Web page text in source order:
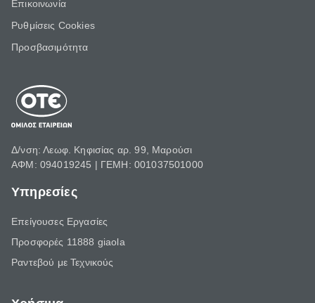
Επικοινωνία
Ρυθμίσεις Cookies
Προσβασιμότητα
Δ/νση: Λεωφ. Κηφισίας αρ. 99, Μαρούσι
ΑΦΜ: 094019245 | ΓΕΜΗ: 001037501000
Υπηρεσίες
Επείγουσες Εργασίες
Προσφορές 11888 giaola
Ραντεβού με Τεχνικούς